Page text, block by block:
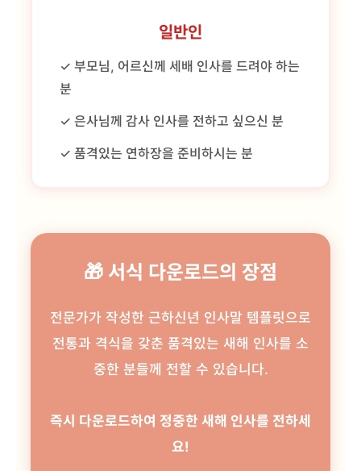
일반인
✓ 부모님, 어르신께 세배 인사를 드려야 하는
분
✓ 은사님께 감사 인사를 전하고 싶으신 분
✓ 품격있는 연하장을 준비하시는 분
🎁 서식 다운로드의 장점
전문가가 작성한 근하신년 인사말 템플릿으로
전통과 격식을 갖춘 품격있는 새해 인사를 소
중한 분들께 전할 수 있습니다.
즉시 다운로드하여 정중한 새해 인사를 전하세
요!